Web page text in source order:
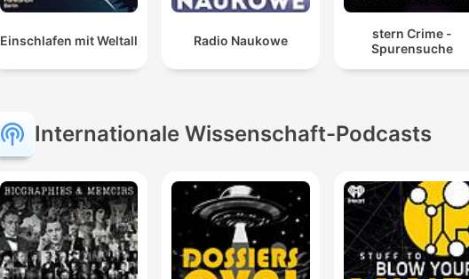
Einschlafen mit Weltall Radio Naukowe
stern Crime -
Spurensuche
Internationale Wissenschaft-Podcasts